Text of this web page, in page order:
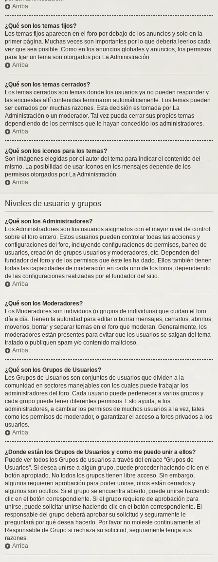
Arriba
¿Qué son los temas fijos?
Los temas fijos aparecen en el foro por debajo de los anuncios y solo en la
primer página. Muchas veces son importantes por lo que debería leerlos cada
vez que sea posible. Como en los anuncios globales y anuncios, los permisos
para fijar un tema son otorgados por La Administración.
Arriba
¿Qué son los temas cerrados?
Los temas cerrados son temas donde los usuarios ya no pueden responder y
las encuestas allí contenidas terminaron automáticamente. Los temas pueden
ser cerrados por muchas razones. Esta decisión es tomada por La
Administración o un moderador. Tal vez pueda cerrar sus propios temas
dependiendo de los permisos que le hayan concedido los administradores.
Arriba
¿Qué son los iconos para los temas?
Son imágenes elegidas por el autor del tema para indicar el contenido del
mismo. La posibilidad de usar iconos en los mensajes depende de los
permisos otorgados por La Administración.
Arriba
Niveles de usuario y grupos
¿Qué son los Administradores?
Los Administradores son los usuarios asignados con el mayor nivel de control
sobre el foro entero. Estos usuarios pueden controlar todas las acciones y
configuraciones del foro, incluyendo configuraciones de permisos, baneo de
usuarios, creación de grupos usuarios y moderadores, etc. Dependen del
fundador del foro y de los permisos que éste les ha dado. Ellos también tienen
todas las capacidades de moderación en cada uno de los foros, dependiendo
de las configuraciones realizadas por el fundador del sitio.
Arriba
¿Qué son los Moderadores?
Los Moderadores son individuos (o grupos de individuos) que cuidan el foro
día a día. Tienen la autoridad para editar o borrar mensajes, cerrarlos, abrirlos,
moverlos, borrar y separar temas en el foro que moderan. Generalmente, los
moderadores están presentes para evitar que los usuarios se salgan del tema
tratado o publiquen spam y/o contenido malicioso.
Arriba
¿Qué son los Grupos de Usuarios?
Los Grupos de Usuarios son conjuntos de usuarios que dividen a la
comunidad en sectores manejables con los cuales puede trabajar los
administradores del foro. Cada usuario puede pertenecer a varios grupos y
cada grupo puede tener diferentes permisos. Esto ayuda, a los
administradores, a cambiar los permisos de muchos usuarios a la vez, tales
como los permisos de moderador, o garantizar el acceso a foros privados a los
usuarios.
Arriba
¿Donde están los Grupos de Usuarios y como me puedo unir a ellos?
Puede ver todos los Grupos de usuarios a través del enlace "Grupos de
Usuarios". Si desea unirse a algún grupo, puede proceder haciendo clic en el
botón apropiado. No todos los grupos tienen libre acceso. Sin embargo,
algunos requieren aprobación para poder unirse, otros están cerrados y
algunos son ocultos. Si el grupo se encuentra abierto, puede unirse haciendo
clic en el botón correspondiente. Si el grupo requiere de aprobación para
unirse, puede solicitar unirse haciendo clic en el botón correspondiente. El
responsable del grupo deberá aprobar su solicitud y seguramente le
preguntará por qué desea hacerlo. Por favor no moleste continuamente al
Responsable de Grupo si rechaza su solicitud; seguramente tenga sus
razones.
Arriba